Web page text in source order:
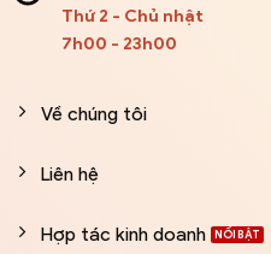
Thứ 2 - Chủ nhật
7h00 - 23h00
Về chúng tôi
Liên hệ
Hợp tác kinh doanh